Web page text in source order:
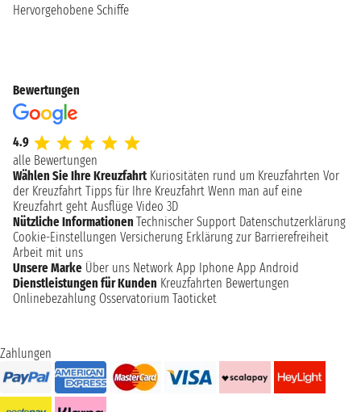
Hervorgehobene Schiffe
Bewertungen
4.9
alle Bewertungen
Wählen Sie Ihre Kreuzfahrt Kuriositäten rund um Kreuzfahrten Vor
der Kreuzfahrt Tipps für Ihre Kreuzfahrt Wenn man auf eine
Kreuzfahrt geht Ausflüge Video 3D
Nützliche Informationen Technischer Support Datenschutzerklärung
Cookie-Einstellungen Versicherung Erklärung zur Barrierefreiheit
Arbeit mit uns
Unsere Marke Über uns Network App Iphone App Android
Dienstleistungen für Kunden Kreuzfahrten Bewertungen
Onlinebezahlung Osservatorium Taoticket
Zahlungen